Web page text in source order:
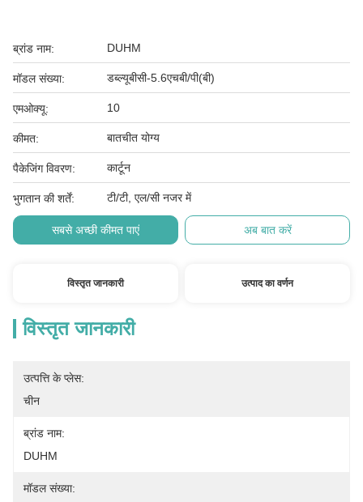
ब्रांड नाम: DUHM
मॉडल संख्या: डब्ल्यूबीसी-5.6एचबी/पी(बी)
एमओक्यू: 10
कीमत: बातचीत योग्य
पैकेजिंग विवरण: कार्टून
भुगतान की शर्तें: टी/टी, एल/सी नजर में
सबसे अच्छी कीमत पाएं अब बात करें
विस्तृत जानकारी उत्पाद का वर्णन
विस्तृत जानकारी
उत्पत्ति के प्लेस:
चीन
ब्रांड नाम:
DUHM
मॉडल संख्या: